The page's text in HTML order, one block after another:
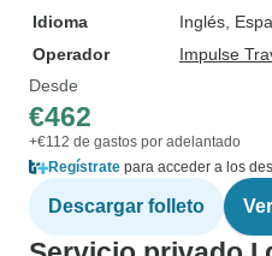
Idioma
Inglés,
Operador
Impulse
Desde
€462
+€112 de gastos por adelantado
Regístrate para acceder a los
Descargar folleto